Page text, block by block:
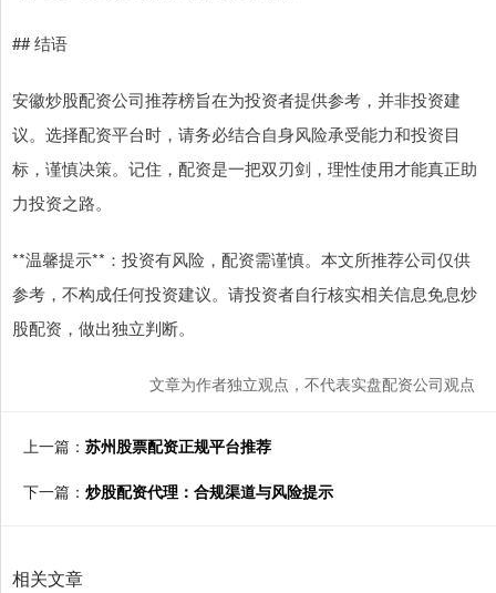
## 结语
安徽炒股配资公司推荐榜旨在为投资者提供参考，并非投资建
议。选择配资平台时，请务必结合自身风险承受能力和投资目
标，谨慎决策。记住，配资是一把双刃剑，理性使用才能真正助
力投资之路。
**温馨提示**：投资有风险，配资需谨慎。本文所推荐公司仅供
参考，不构成任何投资建议。请投资者自行核实相关信息免息炒
股配资，做出独立判断。
文章为作者独立观点，不代表实盘配资公司观点
上一篇： 苏州股票配资正规平台推荐
下一篇： 炒股配资代理：合规渠道与风险提示
相关文章